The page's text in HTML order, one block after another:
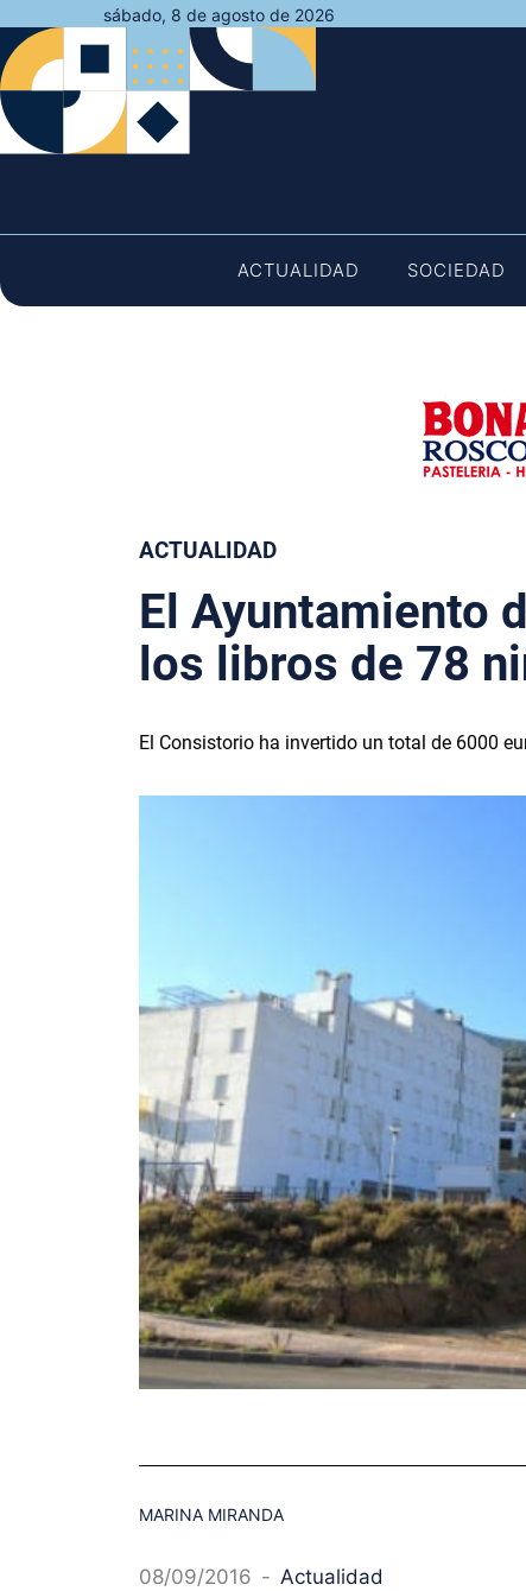
al
contenido
sábado, 8 de agosto de 2026
ACTUALIDAD SOCIEDAD
ACTUALIDAD
El Ayuntamiento
los libros de 78
El Consistorio ha invertido un total de 6000
MARINA MIRANDA
08/09/2016 - Actualidad